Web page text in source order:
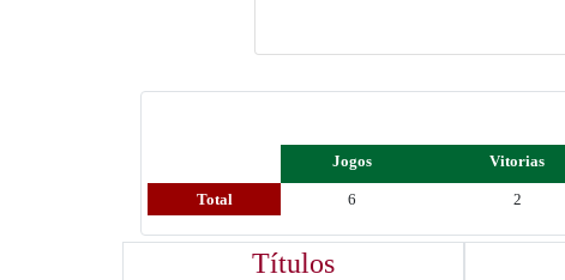
Jogos Vitorias
Total 6 2
Títulos